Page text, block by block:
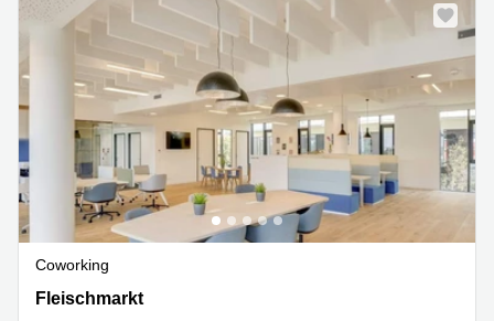
Coworking
Fleischmarkt 1/6/12, Wien
Fleischmarkt